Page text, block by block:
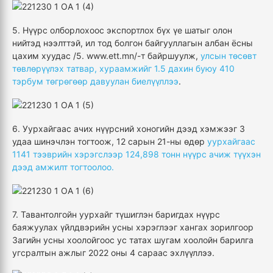
5. Нүүрс олборлохоос экспортлох бүх үе шатыг олон
нийтэд нээлттэй, ил тод болгон байгууллагын албан ёсны
цахим хуудас /5. www.ett.mn/-т байршуулж, улсын төсөвт
төвлөрүүлэх татвар, хураамжийг 1.5 дахин буюу 410
тэрбум төгрөгөөр давуулан биелүүллээ.
6. Уурхайгаас ачих нүүрсний хоногийн дээд хэмжээг 3
удаа шинэчлэн тогтоож, 12 сарын 21-ны өдөр уурхайгаас
1141 тээврийн хэрэгслээр 124,898 тонн нүүрс ачиж түүхэн
дээд амжилт тогтоолоо.
7. Тавантолгойн уурхайг түшиглэн баригдах нүүрс
баяжуулах үйлдвэрийн усны хэрэглээг хангах зорилгоор
Загийн усны хоолойгоос ус татах шугам хоолойн барилга
угсралтын ажлыг 2022 оны 4 сараас эхлүүллээ.